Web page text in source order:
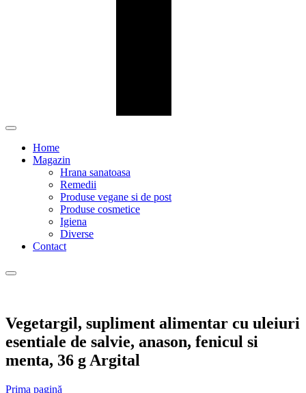
Home
Magazin
Hrana sanatoasa
Remedii
Produse vegane si de post
Produse cosmetice
Igiena
Diverse
Contact
Vegetargil, supliment alimentar cu uleiuri
esentiale de salvie, anason, fenicul si
menta, 36 g Argital
Prima pagină